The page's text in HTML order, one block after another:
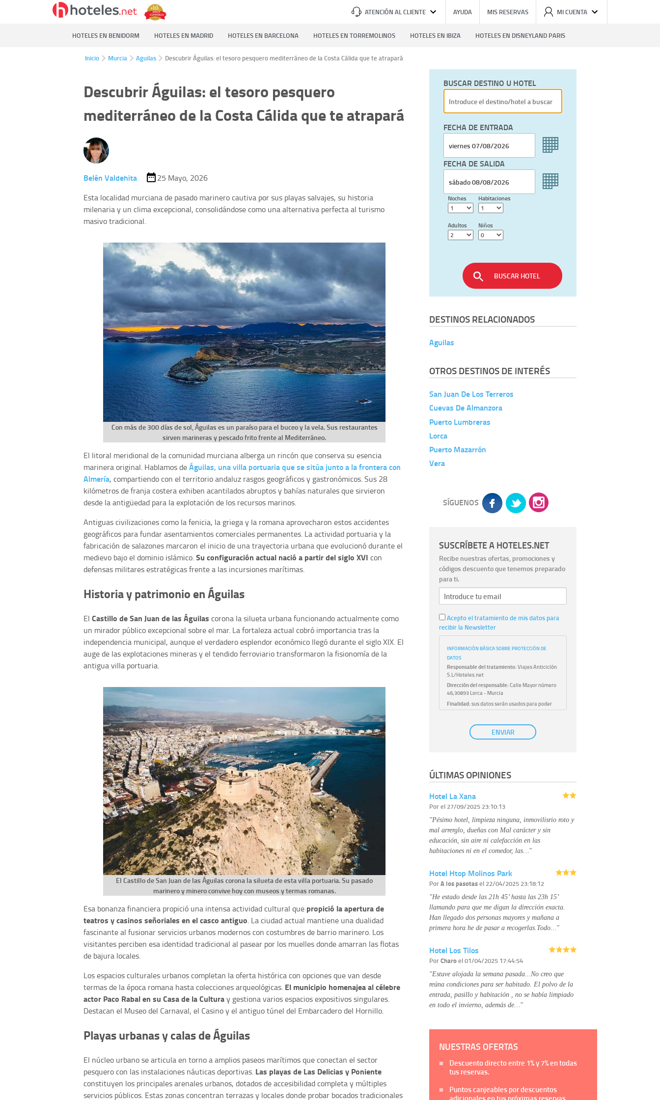
ATENCIÓN AL CLIENTE AYUDA MIS RESERVAS MI CUENTA
HOTELES EN BENIDORM HOTELES EN MADRID HOTELES EN BARCELONA HOTELES EN TORREMOLINOS HOTELES EN IBIZA HOTELES EN DISNEYLAND PARIS
Inicio Murcia Aguilas Descubrir Águilas: el tesoro pesquero mediterráneo de la Costa Cálida que te atrapará
Descubrir Águilas: el tesoro pesquero
mediterráneo de la Costa Cálida que te atrapará
Belén Valdehita
25 Mayo, 2026
Esta localidad murciana de pasado marinero cautiva por sus playas salvajes, su historia
milenaria y un clima excepcional, consolidándose como una alternativa perfecta al turismo
masivo tradicional.
Con más de 300 días de sol, Águilas es un paraíso para el buceo y la vela. Sus restaurantes
sirven marineras y pescado frito frente al Mediterráneo.
El litoral meridional de la comunidad murciana alberga un rincón que conserva su esencia
marinera original. Hablamos deÁguilas, una villa portuaria que se sitúa junto a la frontera con
Almería, compartiendo con el territorio andaluz rasgos geográficos y gastronómicos. Sus 28
kilómetros de franja costera exhiben acantilados abruptos y bahías naturales que sirvieron
desde la antigüedad para la explotación de los recursos marinos.
Antiguas civilizaciones como la fenicia, la griega y la romana aprovecharon estos accidentes
geográficos para fundar asentamientos comerciales permanentes. La actividad portuaria y la
fabricación de salazones marcaron el inicio de una trayectoria urbana que evolucionó durante el
medievo bajo el dominio islámico.Su configuración actual nació a partir del siglo XVI con
defensas militares estratégicas frente a las incursiones marítimas.
Historia y patrimonio en Águilas
El Castillo de San Juan de las Águilas corona la silueta urbana funcionando actualmente como
un mirador público excepcional sobre el mar. La fortaleza actual cobró importancia tras la
independencia municipal, aunque el verdadero esplendor económico llegó durante el siglo XIX. El
auge de las explotaciones mineras y el tendido ferroviario transformaron la fisionomía de la
antigua villa portuaria.
El Castillo de San Juan de las Águilas corona la silueta de esta villa portuaria. Su pasado
marinero y minero convive hoy con museos y termas romanas.
Esa bonanza financiera propició una intensa actividad cultural que propició la apertura de
teatros y casinos señoriales en el casco antiguo. La ciudad actual mantiene una dualidad
fascinante al fusionar servicios urbanos modernos con costumbres de barrio marinero. Los
visitantes perciben esa identidad tradicional al pasear por los muelles donde amarran las flotas
de bajura locales.
Los espacios culturales urbanos completan la oferta histórica con opciones que van desde
termas de la época romana hasta colecciones arqueológicas. El municipio homenajea al célebre
actor Paco Rabal en su Casa de la Culturay gestiona varios espacios expositivos singulares.
Destacan el Museo del Carnaval, el Casino y el antiguo túnel del Embarcadero del Hornillo.
Playas urbanas y calas de Águilas
El núcleo urbano se articula en torno a amplios paseos marítimos que conectan el sector
pesquero con las instalaciones náuticas deportivas. Las playas de Las Delicias y Poniente
constituyen los principales arenales urbanos, dotados de accesibilidad completa y múltiples
servicios públicos. Estas zonas concentran terrazas y locales donde probar bocados tradicionales
BUSCAR DESTINO U HOTEL
FECHA DE ENTRADA
FECHA DE SALIDA
Noches Habitaciones
Adultos Niños
BUSCAR HOTEL
DESTINOS RELACIONADOS
Aguilas
OTROS DESTINOS DE INTERÉS
San Juan De Los Terreros
Cuevas De Almanzora
Puerto Lumbreras
Lorca
Puerto Mazarrón
Vera
SÍGUENOS
SUSCRÍBETE A HOTELES.NET
Recibe nuestras ofertas, promociones y
códigos descuento que tenemos preparado
para ti.
Acepto el tratamiento de mis datos para
recibir la Newsletter
INFORMACIÓN BÁSICA SOBRE PROTECCIÓN DE
DATOS
Responsable del tratamiento:Viajes Anticiclón
S.L/Hoteles.net
Dirección del responsable:Calle Mayor número
46,30893 Lorca - Murcia
Finalidad:sus datos serán usados para poder
atender sus solicitudes y prestarle nuestros
Publicidad: solo le enviaremos publicidad con su
autorización previa, que podrá facilitarnos
con su consentimiento previo, que podrá
facilitarnos mediante la casilla correspondiente
Destinatarios:
personal de nuestra entidad que esté
conocimiento de la información que le pedimos.
No se comunicarán datos a terceros.
Derechos: tiene derecho a saber qué
información tenemos sobre usted, corregirla y
eliminarla, tal y como se explica en la
página web.
Información complementaria:Puede consultar
tratamos sus datos en lapolítica de privacidad
ENVIAR
ÚLTIMAS OPINIONES
Hotel La Xana
Porel 27/09/2025 23:10:13
"Pésimo hotel, limpieza ninguna, inmovilisrio roto y
mal arrerglo, dueñas con Mal carácter y sin
educación, sin aire ni calefacción en las
habitaciones ni en el comedor, las…"
Hotel Htop Molinos Park
PorA los pasotasel 22/04/2025 23:18:12
"He estado desde las 21h 45’ hasta las 23h 15’
llamando para que me digan la dirección exacta.
Han llegado dos personas mayores y mañana a
primera hora he de pasar a recogerlas.Todo…"
Hotel Los Tilos
PorCharoel 01/04/2025 17:44:54
"Estuve alojada la semana pasada...No creo que
reúna condiciones para ser habitado. El polvo de la
entrada, pasillo y habitación , no se había limpiado
en todo el invierno, además de…"
NUESTRAS OFERTAS
Descuento directo entre 1%y7%en todas
tus reservas.
Puntos canjeables por descuentos